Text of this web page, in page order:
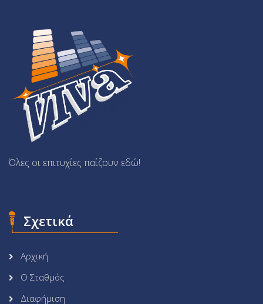
Όλες οι επιτυχίες παίζουν εδώ!
Σχετικά
Αρχική
Ο Σταθμός
Διαφήμιση